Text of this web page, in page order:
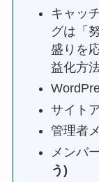
キャッ
グは「
盛りを
益化方
サイト
管理者
メンバ
う)